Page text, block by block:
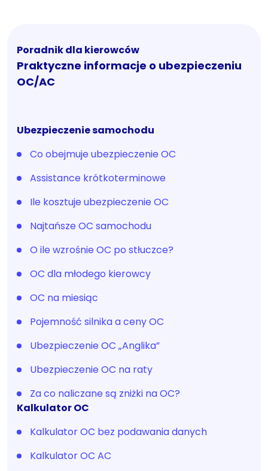
Poradnik dla kierowców
Praktyczne informacje o ubezpieczeniu
OC/AC
Ubezpieczenie samochodu
Co obejmuje ubezpieczenie OC
Assistance krótkoterminowe
Ile kosztuje ubezpieczenie OC
Najtańsze OC samochodu
O ile wzrośnie OC po stłuczce?
OC dla młodego kierowcy
OC na miesiąc
Pojemność silnika a ceny OC
Ubezpieczenie OC „Anglika”
Ubezpieczenie OC na raty
Za co naliczane są zniżki na OC?
Kalkulator OC
Kalkulator OC bez podawania danych
Kalkulator OC AC